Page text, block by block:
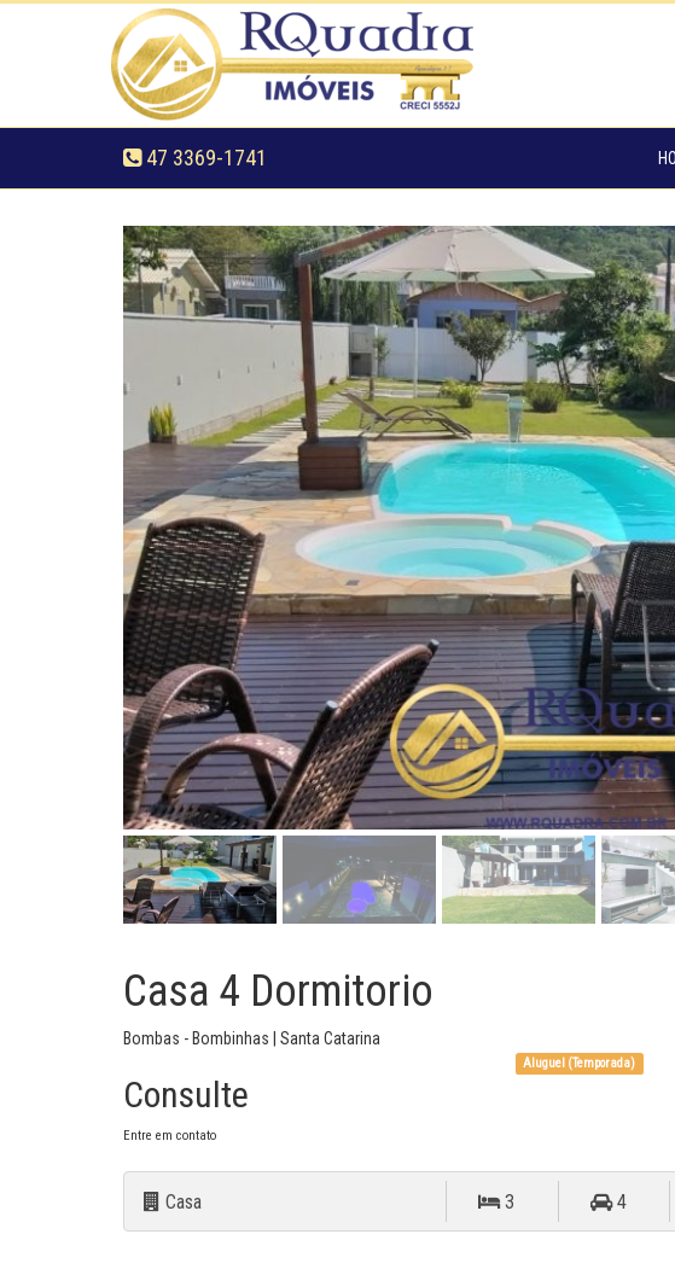
47 3369-1741
Casa 4 Dormitorio
Bombas - Bombinhas | Santa Catarina
Consulte
Entre em contato
Aluguel (Temporada)
Casa 3 4